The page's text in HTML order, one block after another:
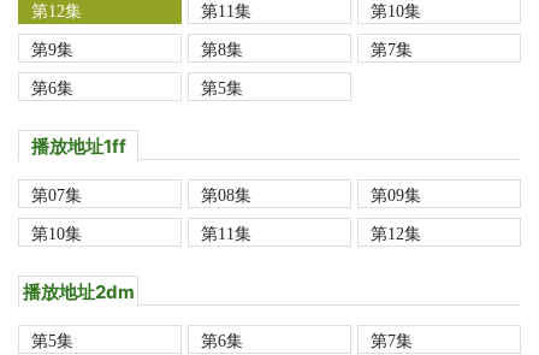
第12集 第11集
第10集
第9集
第8集
第7集
第6集
第5集
播放地址1ff
第07集 第08集
第09集
第10集
第11集 第12集
播放地址2dm
第5集 第6集
第7集